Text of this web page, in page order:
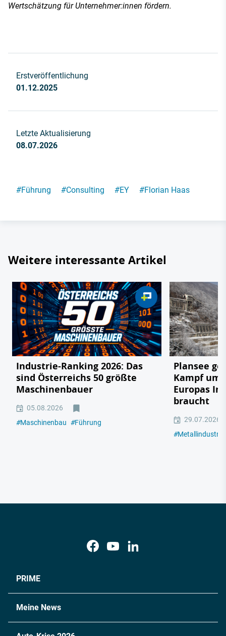
Wertschätzung für Unternehmer:innen fördern.
Erstveröffentlichung
01.12.2025
Letzte Aktualisierung
08.07.2026
#Führung #Consulting #EY #Florian Haas
Weitere interessante Artikel
Industrie-Ranking 2026: Das
sind Österreichs 50 größte
Maschinenbauer
05.08.2026
#Maschinenbau #Führung
Plansee
Kampf um
Europas
braucht
29.07.2026
#Metallindustrie
PRIME
Meine News